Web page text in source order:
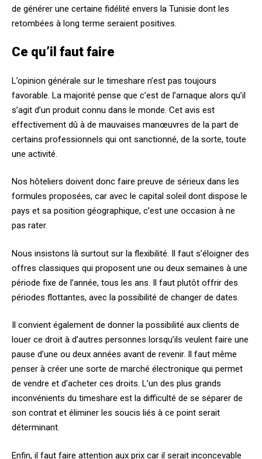
de générer une certaine fidélité envers la Tunisie dont les
retombées à long terme seraient positives.
Ce qu’il faut faire
L’opinion générale sur le timeshare n’est pas toujours
favorable. La majorité pense que c’est de l’arnaque alors qu’il
s’agit d’un produit connu dans le monde. Cet avis est
effectivement dû à de mauvaises manœuvres de la part de
certains professionnels qui ont sanctionné, de la sorte, toute
une activité.
Nos hôteliers doivent donc faire preuve de sérieux dans les
formules proposées, car avec le capital soleil dont dispose le
pays et sa position géographique, c’est une occasion à ne
pas rater.
Nous insistons là surtout sur la flexibilité. Il faut s’éloigner des
offres classiques qui proposent une ou deux semaines à une
période fixe de l’année, tous les ans. Il faut plutôt offrir des
périodes flottantes, avec la possibilité de changer de dates.
Il convient également de donner la possibilité aux clients de
louer ce droit à d’autres personnes lorsqu’ils veulent faire une
pause d’une ou deux années avant de revenir. Il faut même
penser à créer une sorte de marché électronique qui permet
de vendre et d’acheter ces droits. L’un des plus grands
inconvénients du timeshare est la difficulté de se séparer de
son contrat et éliminer les soucis liés à ce point serait
déterminant.
Enfin, il faut faire attention aux prix car il serait inconcevable